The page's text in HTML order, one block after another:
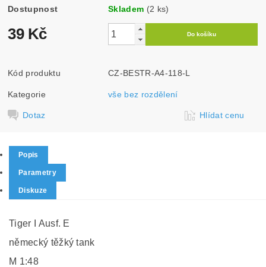
Dostupnost Skladem (2 ks)
39 Kč
Kód produktu CZ-BESTR-A4-118-L
Kategorie vše bez rozdělení
Dotaz Hlídat cenu
Popis
Parametry
Diskuze
Tiger I Ausf. E
německý těžký tank
M 1:48